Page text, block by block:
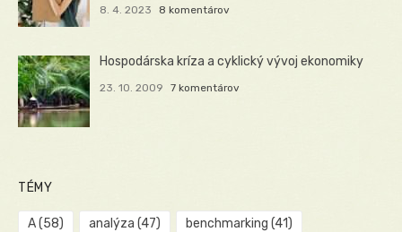
8. 4. 2023 8 komentárov
Hospodárska kríza a cyklický vývoj ekonomiky
23. 10. 2009 7 komentárov
TÉMY
A(58) analýza (47) benchmarking (41)